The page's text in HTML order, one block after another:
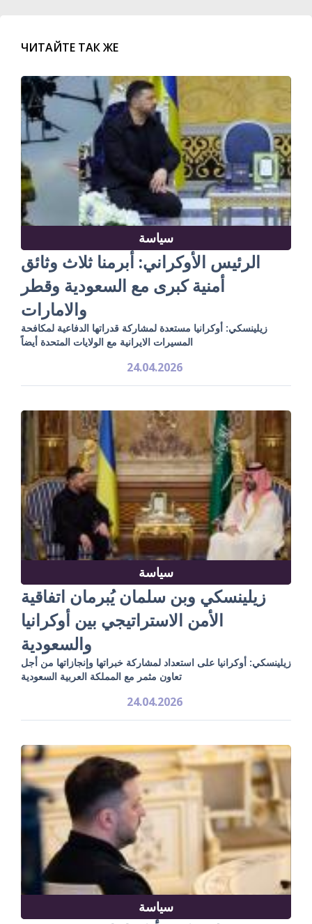
ЧИТАЙТЕ ТАК ЖЕ
سياسة
الرئيس الأوكراني: أبرمنا ثلاث وثائق
أمنية كبرى مع السعودية وقطر
والامارات
زيلينسكي: أوكرانيا مستعدة لمشاركة قدراتها الدفاعية لمكافحة
المسيرات الايرانية مع الولايات المتحدة أيضاً
24.04.2026
سياسة
زيلينسكي وبن سلمان يُبرمان اتفاقية
الأمن الاستراتيجي بين أوكرانيا
والسعودية
زيلينسكي: أوكرانيا على استعداد لمشاركة خبراتها وإنجازاتها من أجل
تعاون مثمر مع المملكة العربية السعودية
24.04.2026
سياسة